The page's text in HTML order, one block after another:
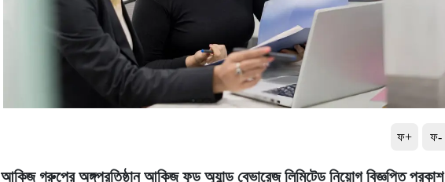
ফ+ ফ-
আকিজ গ্রুপের অঙ্গপ্রতিষ্ঠান আকিজ ফুড অ্যান্ড বেভারেজ লিমিটেড নিয়োগ বিজ্ঞপ্তি প্রকাশ